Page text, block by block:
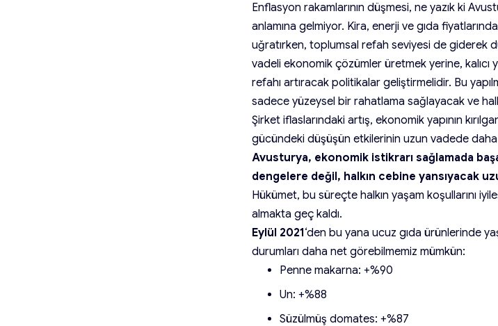
Enflasyon rakamlarının düşmesi, ne yazık ki
anlamına gelmiyor. Kira, enerji ve gıda
uğratırken, toplumsal refah seviyesi de giderek
vadeli ekonomik çözümler üretmek yerine, kalıcı
refahı artıracak politikalar geliştirmelidir. Bu
sadece yüzeysel bir rahatlama sağlayacak ve
Şirket iflaslarındaki artış, ekonomik yapının
gücündeki düşüşün etkilerinin uzun vadede
Avusturya, ekonomik istikrarı sağlamada
dengelere değil, halkın cebine yansıyacak
Hükümet, bu süreçte halkın yaşam koşullarını
almakta geç kaldı.
Eylül 2021‘den bu yana ucuz gıda ürünlerinde
durumları daha net görebilmemiz mümkün:
Penne makarna: +%90
Un: +%88
Süzülmüş domates: +%87